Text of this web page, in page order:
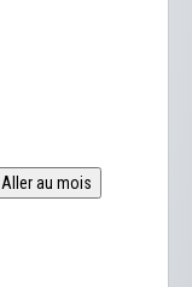
Aller au mois